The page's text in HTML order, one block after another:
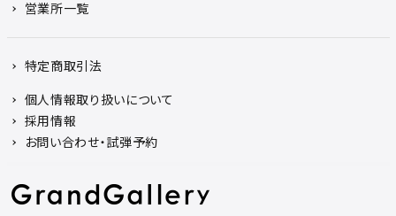
営業所一覧
特定商取引法
個人情報取り扱いについて
採用情報
お問い合わせ・試弾予約